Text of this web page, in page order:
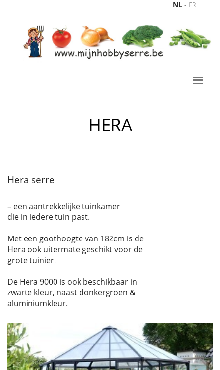
NL - FR
HERA
Hera serre
– een aantrekkelijke tuinkamer
die in iedere tuin past.
Met een goothoogte van 182cm is de
Hera ook uitermate geschikt voor de
grote tuinier.
De Hera 9000 is ook beschikbaar in
zwarte kleur, naast donkergroen &
aluminiumkleur.